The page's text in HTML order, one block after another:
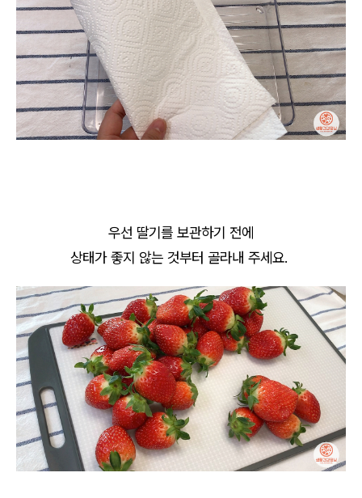
우선 딸기를 보관하기 전에
상태가 좋지 않는 것부터 골라내 주세요.